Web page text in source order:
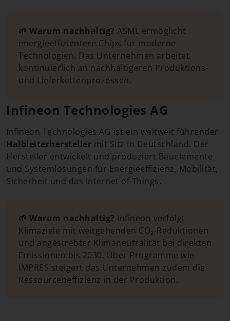
🌱 Warum nachhaltig? ASML ermöglicht
energieeffizientere Chips für moderne
Technologien. Das Unternehmen arbeitet
kontinuierlich an nachhaltigeren Produktions-
und Lieferkettenprozessen.
Infineon Technologies AG
Infineon Technologies AG ist ein weltweit führender
Halbleiterhersteller mit Sitz in Deutschland. Der
Hersteller entwickelt und produziert Bauelemente
und Systemlösungen für Energieeffizienz, Mobilität,
Sicherheit und das Internet of Things.
🌱 Warum nachhaltig? Infineon verfolgt
Klimaziele mit weitgehenden CO₂-Reduktionen
und angestrebter Klimaneutralität bei direkten
Emissionen bis 2030. Über Programme wie
IMPRES steigert das Unternehmen zudem die
Ressourceneffizienz in der Produktion.